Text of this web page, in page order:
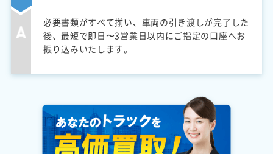
必要書類がすべて揃い、車両の引き渡しが完了した
後、最短で即日〜3営業日以内にご指定の口座へお
振り込みいたします。